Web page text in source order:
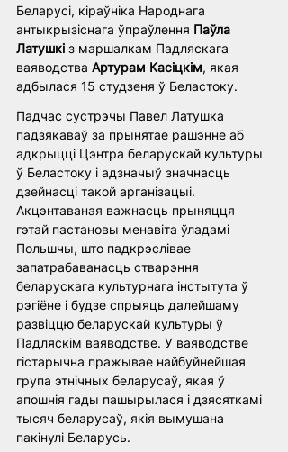
Беларусі, кіраўніка Народнага
антыкрызіснага ўпраўлення Паўла
Латушкі з маршалкам Падляскага
ваяводства Артурам Касіцкім, якая
адбылася 15 студзеня ў Беластоку.
Падчас сустрэчы Павел Латушка
падзякаваў за прынятае рашэнне аб
адкрыцці Цэнтра беларускай культуры
ў Беластоку і адзначыў значнасць
дзейнасці такой арганізацыі.
Акцэнтаваная важнасць прыняцця
гэтай пастановы менавіта ўладамі
Польшчы, што падкрэслівае
запатрабаванасць стварэння
беларускага культурнага інстытута ў
рэгіёне і будзе спрыяць далейшаму
развіццю беларускай культуры ў
Падляскім ваяводстве. У ваяводстве
гістарычна пражывае найбуйнейшая
група этнічных беларусаў, якая ў
апошнія гады пашырылася і дзясяткамі
тысяч беларусаў, якія вымушана
пакінулі Беларусь.